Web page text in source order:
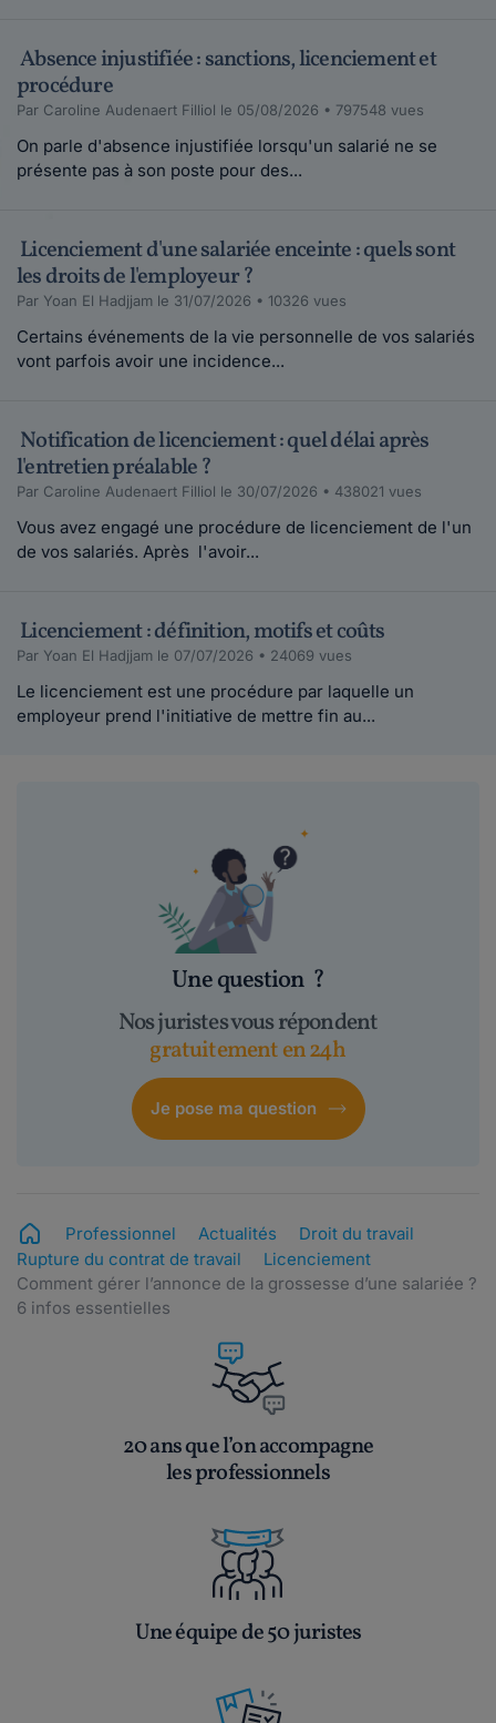
Absence injustifiée : sanctions, licenciement et
procédure
Par Caroline Audenaert Filliol le 05/08/2026 • 797548 vues
On parle d'absence injustifiée lorsqu'un salarié ne se
présente pas à son poste pour des...
Licenciement d'une salariée enceinte : quels sont
les droits de l'employeur ?
Par Yoan El Hadjjam le 31/07/2026 • 10326 vues
Certains événements de la vie personnelle de vos salariés
vont parfois avoir une incidence...
Notification de licenciement : quel délai après
l'entretien préalable ?
Par Caroline Audenaert Filliol le 30/07/2026 • 438021 vues
Vous avez engagé une procédure de licenciement de l'un
de vos salariés. Après l'avoir...
Licenciement : définition, motifs et coûts
Par Yoan El Hadjjam le 07/07/2026 • 24069 vues
Le licenciement est une procédure par laquelle un
employeur prend l'initiative de mettre fin au...
Une question ?
Nos juristes vous répondent
gratuitement en 24h
Je pose ma question
Professionnel Actualités
Droit du travail
Rupture du contrat de travail
Licenciement
Comment gérer l’annonce de la grossesse d’une salariée ?
6 infos essentielles
20 ans que l’on accompagne
les professionnels
Une équipe de 50 juristes